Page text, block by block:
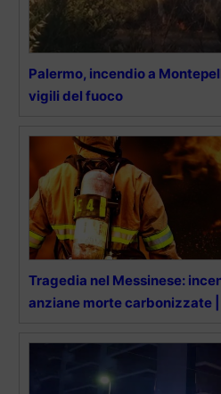
Palermo, incendio a
vigili del fuoco
Tragedia nel Messinese:
anziane morte carbonizzate |